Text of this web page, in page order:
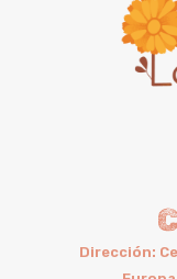
Dirección: